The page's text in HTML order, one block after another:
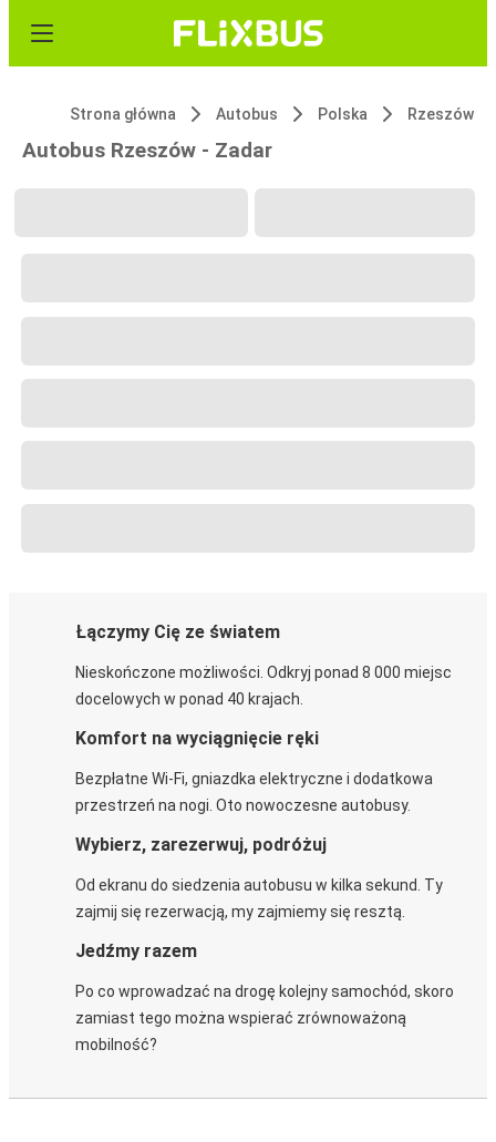
Strona główna Autobus Polska Rzeszów
Autobus Rzeszów - Zadar
Łączymy Cię ze światem
Nieskończone możliwości. Odkryj ponad 8 000 miejsc
docelowych w ponad 40 krajach.
Komfort na wyciągnięcie ręki
Bezpłatne Wi-Fi, gniazdka elektryczne i dodatkowa
przestrzeń na nogi. Oto nowoczesne autobusy.
Wybierz, zarezerwuj, podróżuj
Od ekranu do siedzenia autobusu w kilka sekund. Ty
zajmij się rezerwacją, my zajmiemy się resztą.
Jedźmy razem
Po co wprowadzać na drogę kolejny samochód, skoro
zamiast tego można wspierać zrównoważoną
mobilność?